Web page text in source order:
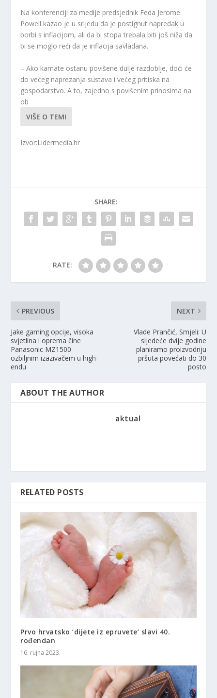
Na konferenciji za medije predsjednik Feda Jerome
Powell kazao je u srijedu da je postignut napredak u
borbi s inflacijom, ali da bi stopa trebala biti još niža da
bi se moglo reći da je inflacija savladana.
– Ako kamate ostanu povišene dulje razdoblje, doći će
do većeg naprezanja sustava i većeg pritiska na
gospodarstvo. A to, zajedno s povišenim prinosima na
ob
VIŠE O TEMI
Izvor:Lidermedia.hr
SHARE:
RATE:
PREVIOUS
Jake gaming opcije, visoka
svjetlina i oprema čine
Panasonic MZ1500
ozbiljnim izazivačem u high-
endu
NEXT
Vlade Prančić, Smjeli: U
sljedeće dvije godine
planiramo proizvodnju
pršuta povećati do 30
posto
ABOUT THE AUTHOR
aktual
RELATED POSTS
Prvo hrvatsko ‘dijete iz epruvete’ slavi 40.
rođendan
16. rujna 2023.